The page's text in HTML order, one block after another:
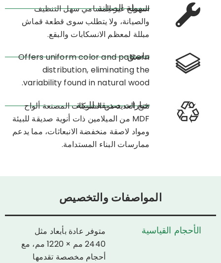
سهولة الصيانة
السطح غير المسامي سهل التنظيف
والصيانة، ولا يتطلب سوى قطعة قماش
مبللة لمعظم الانسكابات والبقع.
تناسق
Offers uniform color and pattern
distribution, eliminating the
variability found in natural wood.​
خيارات صديقة للبيئة
تنتج العديد من الشركات المصنعة ألواح
MDF من الميلامين ذات أنوية صديقة للبيئة
ومواد لاصقة منخفضة الانبعاثات، مما يدعم
ممارسات البناء المستدامة.
المواصفات والتخصيص
الأحجام القياسية
متوفر عادة بأبعاد مثل
2440 مم × 1220 مم، مع
أحجام مخصصة تقدمها